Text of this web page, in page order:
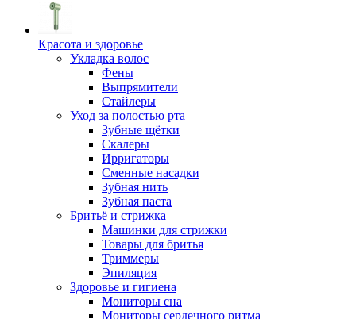
Красота и здоровье
Укладка волос
Фены
Выпрямители
Стайлеры
Уход за полостью рта
Зубные щётки
Скалеры
Ирригаторы
Сменные насадки
Зубная нить
Зубная паста
Бритьё и стрижка
Машинки для стрижки
Товары для бритья
Триммеры
Эпиляция
Здоровье и гигиена
Мониторы сна
Мониторы сердечного ритма